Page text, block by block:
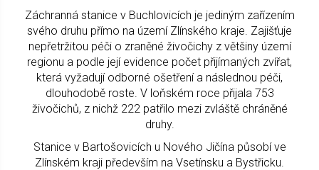
Záchranná stanice v Buchlovicích je jediným zařízením
svého druhu přímo na území Zlínského kraje. Zajišťuje
nepřetržitou péči o zraněné živočichy z většiny území
regionu a podle její evidence počet přijímaných zvířat,
která vyžadují odborné ošetření a následnou péči,
dlouhodobě roste. V loňském roce přijala 753
živočichů, z nichž 222 patřilo mezi zvláště chráněné
druhy.
Stanice v Bartošovicích u Nového Jičína působí ve
Zlínském kraji především na Vsetínsku a Bystřicku.